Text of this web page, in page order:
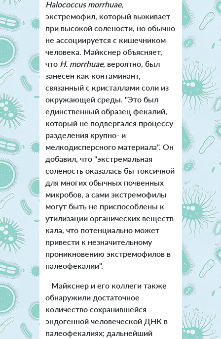
Halococcus morrhuae,
экстремофил, который выживает
при высокой солености, но обычно
не ассоциируется с кишечником
человека. Майкснер объясняет,
что H. morrhuae, вероятно, был
занесен как контаминант,
связанный с кристаллами соли из
окружающей среды. "Это был
единственный образец фекалий,
который не подвергался процессу
разделения крупно- и
мелкодисперсного материала". Он
добавил, что "экстремальная
соленость оказалась бы токсичной
для многих обычных почвенных
микробов, а сами экстремофилы
могут быть не приспособлены к
утилизации органических веществ
кала, что потенциально может
привести к незначительному
проникновению экстремофилов в
палеофекалии".
Майкснер и его коллеги также
обнаружили достаточное
количество сохранившейся
эндогенной человеческой ДНК в
палеофекалиях; дальнейший